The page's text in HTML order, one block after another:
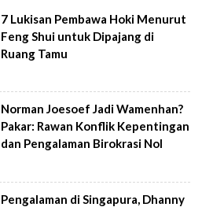
7 Lukisan Pembawa Hoki Menurut
Feng Shui untuk Dipajang di
Ruang Tamu
Norman Joesoef Jadi Wamenhan?
Pakar: Rawan Konflik Kepentingan
dan Pengalaman Birokrasi Nol
Pengalaman di Singapura, Dhanny